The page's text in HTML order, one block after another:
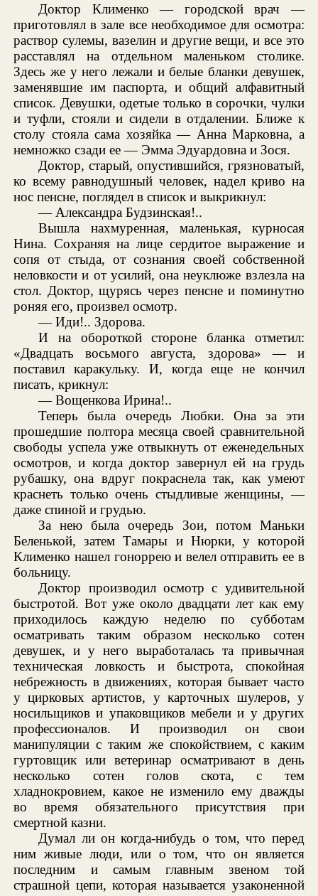
Доктор Клименко — городской врач —
приготовлял в зале все необходимое для осмотра:
раствор сулемы, вазелин и другие вещи, и все это
расставлял на отдельном маленьком столике.
Здесь же у него лежали и белые бланки девушек,
заменявшие им паспорта, и общий алфавитный
список. Девушки, одетые только в сорочки, чулки
и туфли, стояли и сидели в отдалении. Ближе к
столу стояла сама хозяйка — Анна Марковна, а
немножко сзади ее — Эмма Эдуардовна и Зося.
Доктор, старый, опустившийся, грязноватый,
ко всему равнодушный человек, надел криво на
нос пенсне, поглядел в список и выкрикнул:
— Александра Будзинская!..
Вышла нахмуренная, маленькая, курносая
Нина. Сохраняя на лице сердитое выражение и
сопя от стыда, от сознания своей собственной
неловкости и от усилий, она неуклюже взлезла на
стол. Доктор, щурясь через пенсне и поминутно
роняя его, произвел осмотр.
— Иди!.. Здорова.
И на обороткой стороне бланка отметил:
«Двадцать восьмого августа, здорова» — и
поставил каракульку. И, когда еще не кончил
писать, крикнул:
— Вощенкова Ирина!..
Теперь была очередь Любки. Она за эти
прошедшие полтора месяца своей сравнительной
свободы успела уже отвыкнуть от еженедельных
осмотров, и когда доктор завернул ей на грудь
рубашку, она вдруг покраснела так, как умеют
краснеть только очень стыдливые женщины, —
даже спиной и грудью.
За нею была очередь Зои, потом Маньки
Беленькой, затем Тамары и Нюрки, у которой
Клименко нашел гоноррею и велел отправить ее в
больницу.
Доктор производил осмотр с удивительной
быстротой. Вот уже около двадцати лет как ему
приходилось каждую неделю по субботам
осматривать таким образом несколько сотен
девушек, и у него выработалась та привычная
техническая ловкость и быстрота, спокойная
небрежность в движениях, которая бывает часто
у цирковых артистов, у карточных шулеров, у
носильщиков и упаковщиков мебели и у других
профессионалов. И производил он свои
манипуляции с таким же спокойствием, с каким
гуртовщик или ветеринар осматривают в день
несколько сотен голов скота, с тем
хладнокровием, какое не изменило ему дважды
во время обязательного присутствия при
смертной казни.
Думал ли он когда-нибудь о том, что перед
ним живые люди, или о том, что он является
последним и самым главным звеном той
страшной цепи, которая называется узаконенной